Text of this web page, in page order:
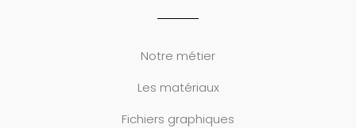
Notre métier
Les matériaux
Fichiers graphiques